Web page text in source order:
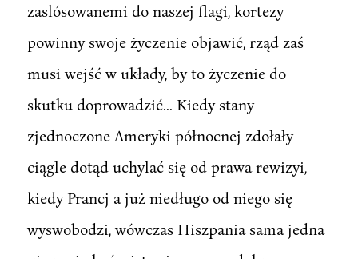
zaslósowanemi do naszej flagi, kortezy
powinny swoje życzenie objawić, rząd zaś
musi wejść w układy, by to życzenie do
skutku doprowadzić... Kiedy stany
zjednoczone Ameryki północnej zdołały
ciągle dotąd uchylać się od prawa rewizyi,
kiedy Prancj a już niedługo od niego się
wyswobodzi, wówczas Hiszpania sama jedna